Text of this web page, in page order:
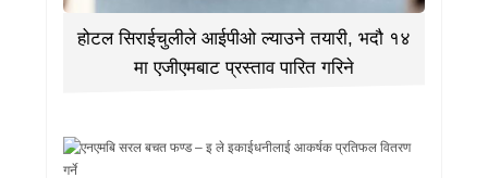
होटल सिराईचुलीले आईपीओ ल्याउने तयारी, भदौ १४
मा एजीएमबाट प्रस्ताव पारित गरिने